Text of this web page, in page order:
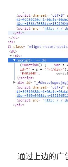
通过上边的广